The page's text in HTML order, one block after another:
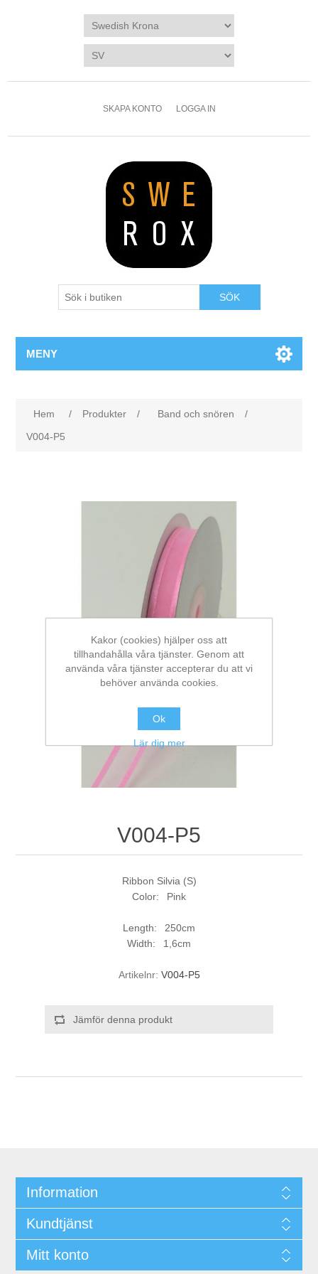
SKAPA KONTO LOGGA IN
SÖK
MENY
Hem / Produkter / Band och snören
/
V004-P5
V004-P5
Ribbon Silvia (S)
Color: Pink
Length: 250cm
Width: 1,6cm
Artikelnr: V004-P5
Jämför denna produkt
Information
Kundtjänst
Mitt konto
Kakor (cookies) hjälper oss att
tillhandahålla våra tjänster. Genom att
använda våra tjänster accepterar du att vi
behöver använda cookies.
Ok
Lär dig mer